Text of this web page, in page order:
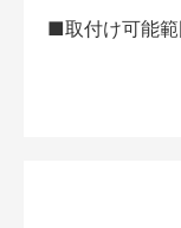
■取付け可能範